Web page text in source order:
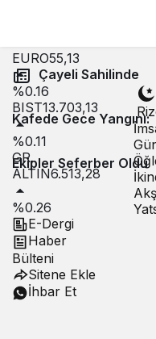
EURO55,13
%0.16
BIST13.703,13
%0.11
GR.
ALTIN6.513,28
%0.26
E-Dergi
Haber
Bülteni
Sitene Ekle
İhbar Et
Çayeli Sahilinde
Kafede Gece Yangını:
Ekipler Seferber Oldu